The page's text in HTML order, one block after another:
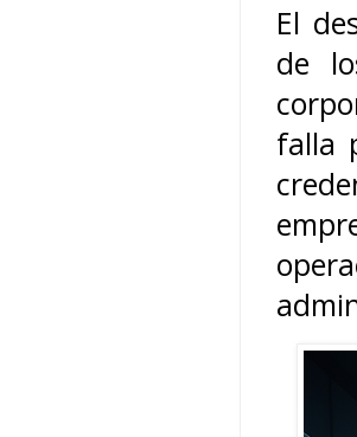
El
de
falla